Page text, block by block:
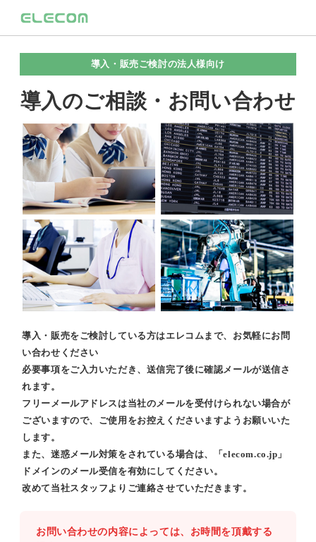
導入・販売ご検討の法人様向け
導入のご相談・お問い合わせ
導入・販売をご検討している方はエレコムまで、お気軽にお問
い合わせください
必要事項をご入力いただき、送信完了後に確認メールが送信さ
れます。
フリーメールアドレスは当社のメールを受付けられない場合が
ございますので、ご使用をお控えくださいますようお願いいた
します。
また、迷惑メール対策をされている場合は、「elecom.co.jp」
ドメインのメール受信を有効にしてください。
改めて当社スタッフよりご連絡させていただきます。
お問い合わせの内容によっては、お時間を頂戴する